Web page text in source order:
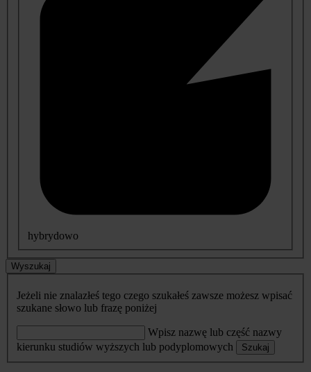
hybrydowo
Wyszukaj
Jeżeli nie znalazłeś tego czego szukałeś zawsze możesz wpisać
szukane słowo lub frazę poniżej
Wpisz nazwę lub część nazwy
kierunku studiów wyższych lub podyplomowych
Szukaj